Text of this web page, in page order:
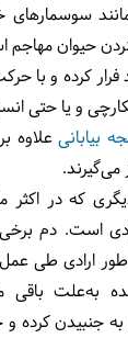
سوسمارهای
حیوان مهاجم
کرده و با
و یا حتی
بیابانیعلاوه
که در اکثر
است. دم برخی
ارادی طی
به‌علت
جنبیدن کرده و